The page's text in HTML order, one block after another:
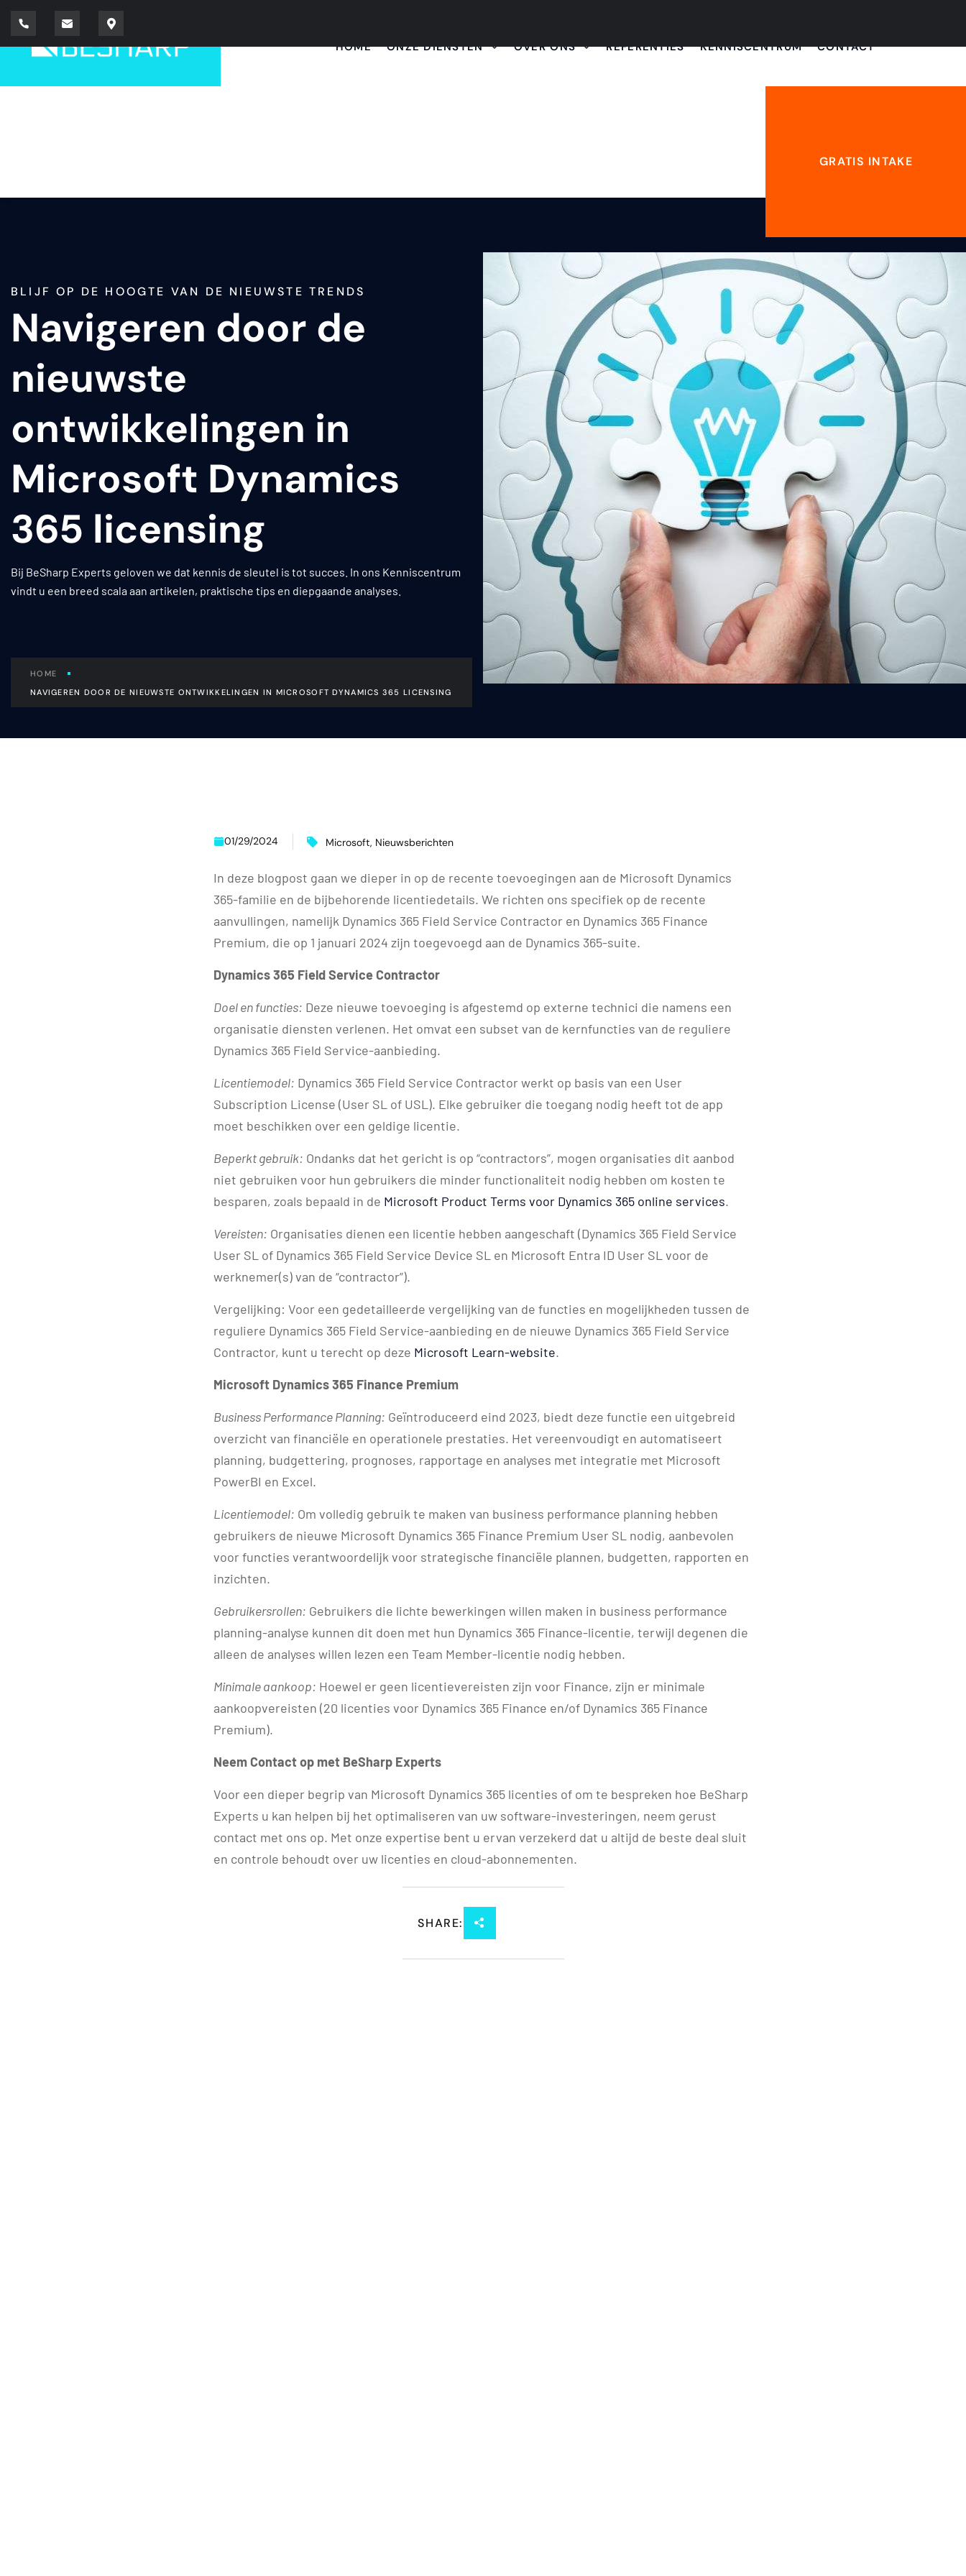
HOME ONZE DIENSTEN OVER ONS REFERENTIES KENNISCENTRUM CONTACT
GRATIS INTAKE
BLIJF OP DE HOOGTE VAN DE NIEUWSTE TRENDS
Navigeren door de
nieuwste
ontwikkelingen in
Microsoft Dynamics
365 licensing
Bij BeSharp Experts geloven we dat kennis de sleutel is tot succes. In ons Kenniscentrum
vindt u een breed scala aan artikelen, praktische tips en diepgaande analyses.
HOME
NAVIGEREN DOOR DE NIEUWSTE ONTWIKKELINGEN IN MICROSOFT DYNAMICS 365 LICENSING
01/29/2024 Microsoft, Nieuwsberichten
In deze blogpost gaan we dieper in op de recente toevoegingen aan de Microsoft Dynamics
365-familie en de bijbehorende licentiedetails. We richten ons specifiek op de recente
aanvullingen, namelijk Dynamics 365 Field Service Contractor en Dynamics 365 Finance
Premium, die op 1 januari 2024 zijn toegevoegd aan de Dynamics 365-suite.
Dynamics 365 Field Service Contractor
Doel enfuncties: Deze nieuwe toevoeging is afgestemd op externe technici die namens een
organisatie diensten verlenen. Het omvat een subset van de kernfuncties van de reguliere
Dynamics 365 Field Service-aanbieding.
Licentiemodel: Dynamics 365 Field Service Contractor werkt op basis van een User
Subscription License (User SL of USL). Elke gebruiker die toegang nodig heeft tot de app
moet beschikken over een geldige licentie.
Beperktgebruik: Ondanks dat het gericht is op “contractors”, mogen organisaties dit aanbod
niet gebruiken voor hun gebruikers die minder functionaliteit nodig hebben om kosten te
besparen, zoals bepaald in de Microsoft Product Terms voor Dynamics 365 online services.
Vereisten: Organisaties dienen een licentie hebben aangeschaft (Dynamics 365 Field Service
User SL of Dynamics 365 Field Service Device SL en Microsoft Entra ID User SL voor de
werknemer(s) van de “contractor”).
Vergelijking: Voor een gedetailleerde vergelijking van de functies en mogelijkheden tussen de
reguliere Dynamics 365 Field Service-aanbieding en de nieuwe Dynamics 365 Field Service
Contractor, kunt u terecht op deze Microsoft Learn-website.
Microsoft Dynamics 365 Finance Premium
Business Performance Planning: Geïntroduceerd eind 2023, biedt deze functie een uitgebreid
overzicht van financiële en operationele prestaties. Het vereenvoudigt en automatiseert
planning, budgettering, prognoses, rapportage en analyses met integratie met Microsoft
PowerBI en Excel.
Licentiemodel: Om volledig gebruik te maken van business performance planning hebben
gebruikers de nieuwe Microsoft Dynamics 365 Finance Premium User SL nodig, aanbevolen
voor functies verantwoordelijk voor strategische financiële plannen, budgetten, rapporten en
inzichten.
Gebruikersrollen: Gebruikers die lichte bewerkingen willen maken in business performance
planning-analyse kunnen dit doen met hun Dynamics 365 Finance-licentie, terwijl degenen die
alleen de analyses willen lezen een Team Member-licentie nodig hebben.
Minimaleaankoop: Hoewel er geen licentievereisten zijn voor Finance, zijn er minimale
aankoopvereisten (20 licenties voor Dynamics 365 Finance en/of Dynamics 365 Finance
Premium).
Neem Contact op met BeSharp Experts
Voor een dieper begrip van Microsoft Dynamics 365 licenties of om te bespreken hoe BeSharp
Experts u kan helpen bij het optimaliseren van uw software-investeringen, neem gerust
contact met ons op. Met onze expertise bent u ervan verzekerd dat u altijd de beste deal sluit
en controle behoudt over uw licenties en cloud-abonnementen.
SHARE: